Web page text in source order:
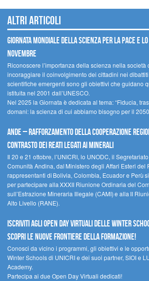
Altri articoli
Giornata mondiale della scienza per la pace e
novembre
Riconoscere l’importanza della scienza nella società
incoraggiare il coinvolgimento dei cittadini nei
scientifiche emergenti sono gli obiettivi che guidano
istituita nel 2001 dall’UNESCO.
Nel 2025 la Giornata è dedicata al tema: “Fiducia,
domani: la scienza di cui abbiamo bisogno per il
Ande – Rafforzamento della cooperazione
contrasto dei reati legati ai minerali
Il 20 e 21 ottobre, l’UNICRI, lo UNODC, il
Comunità Andina, dal Ministero degli Affari Esteri del
rappresentanti di Bolivia, Colombia, Ecuador e Perù
per partecipare alla XXXII Riunione Ordinaria del
sull’Estrazione Mineraria Illegale (CAMI) e alla II
Alto Livello (RANE).
Iscriviti agli Open Day Virtuali delle Winter
scopri le nuove frontiere della formazione!
Conosci da vicino i programmi, gli obiettivi e le
Winter Schools di UNICRI e dei suoi partner, SIOI e
Academy.
Partecipa ai due Open Day Virtuali dedicati!